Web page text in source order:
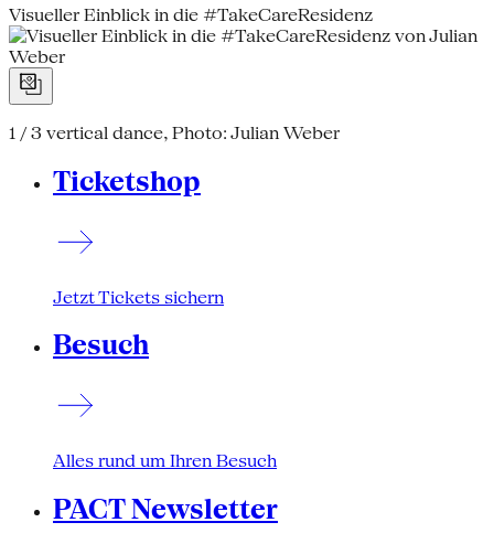
Visueller Einblick in die #TakeCareResidenz
1 / 3 vertical dance, Photo: Julian Weber
Ticketshop
Jetzt Tickets sichern
Besuch
Alles rund um Ihren Besuch
PACT Newsletter